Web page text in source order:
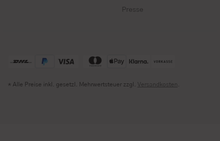
Presse
* Alle Preise inkl. gesetzl. Mehrwertsteuer zzgl. Versandkosten